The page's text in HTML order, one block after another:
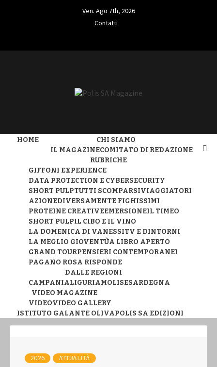
Ven. Ago 7th, 2026
Contatti
MAGAZINE
HOME
CHI SIAMO
IL MAGAZINECOMITATO DI REDAZIONE
RUBRICHE
GIFFONI EXPERIENCE
DATA PROTECTION E CYBERSECURITY
SHORT PULPTUTTI SCOMPARSIVIAGGIATORI
AZIONEDIVERSAMENTE FIGHISSIMI
PROTEINE CREATIVEEMERSIONEIL TIMEO
SHORT PULPIL CIBO E IL VINO
LA DOMENICA DI VANESSITV E DINTORNI
LA MEGLIO GIOVENTÙA LIBRO APERTO
GRAND TOURPENSIERI CONTEMPORANEI
PAGANO ROSA RISPONDE
DALLE REGIONI
CAMPANIALIGURIAMOLISESARDEGNA
VIDEO MAGAZINE
VIDEOVIDEO GALLERY
ISTITUTO GALANTE OLIVAPOLIS SA EDIZIONI
2026 ATTUALITÀ